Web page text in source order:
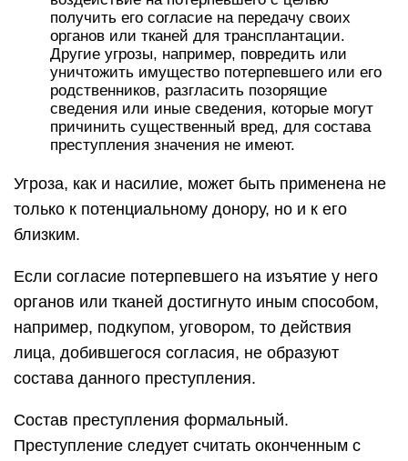
получить его согласие на передачу своих
органов или тканей для трансплантации.
Другие угрозы, например, повредить или
уничтожить имущество потерпевшего или его
родственников, разгласить позорящие
сведения или иные сведения, которые могут
причинить существенный вред, для состава
преступления значения не имеют.
Угроза, как и насилие, может быть применена не
только к потенциальному донору, но и к его
близким.
Если согласие потерпевшего на изъятие у него
органов или тканей достигнуто иным способом,
например, подкупом, уговором, то действия
лица, добившегося согласия, не образуют
состава данного преступления.
Состав преступления формальный.
Преступление следует считать оконченным с